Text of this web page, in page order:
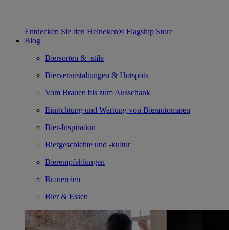
Entdecken Sie den Heineken® Flagship Store
Blog
Biersorten & -stile
Bierveranstaltungen & Hotspots
Vom Brauen bis zum Ausschank
Einrichtung und Wartung von Bierautomaten
Bier-Inspiration
Biergeschichte und -kultur
Bierempfehlungen
Brauereien
Bier & Essen